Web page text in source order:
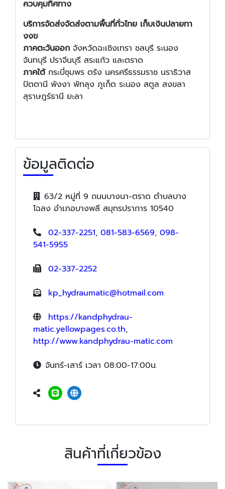
ควบคุมทิศทาง
บริการจัดส่งจัดส่งตามพื้นที่ทั่วไทย เก็บเงินปลายทา
งงฃ
ภาคตะวันออก จังหวัดฉะเชิงเทรา ชลบุรี ระนอง
จันทบุรี ปราจีนบุรี สระแก้ว และตราด
ภาคใต้ กระบี่ชุมพร ตรัง นครศรีธรรมราช นราธิวาส
ปัตตานี พังงา พัทลุง ภูเก็ต ระนอง สตูล สงขลา
สุราษฎร์ธานี ยะลา
ข้อมูลติดต่อ
63/2 หมู่ที่ 9 ถนนบางนา-ตราด ตำบลบาง
โฉลง อำเภอบางพลี สมุทรปราการ 10540
02-337-2251, 081-583-6569, 098-
541-5955
02-337-2252
kp_hydraumatic@hotmail.com
https://kandphydrau-
matic.yellowpages.co.th,
http://www.kandphydrau-matic.com
จันทร์-เสาร์ เวลา 08:00-17:00น.
สินค้าที่เกี่ยวข้อง